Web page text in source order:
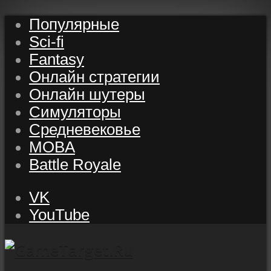
Популярные
Sci-fi
Fantasy
Онлайн стратегии
Онлайн шутеры
Симуляторы
Средневековье
MOBA
Battle Royale
VK
YouTube